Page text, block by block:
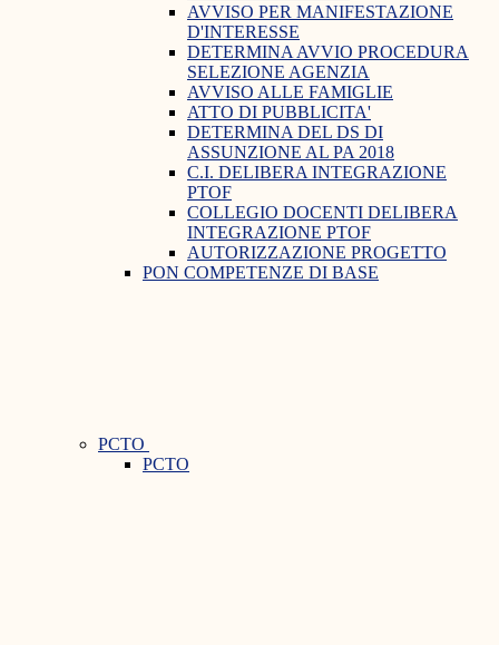
AVVISO PER MANIFESTAZIONE
D'INTERESSE
DETERMINA AVVIO PROCEDURA
SELEZIONE AGENZIA
AVVISO ALLE FAMIGLIE
ATTO DI PUBBLICITA'
DETERMINA DEL DS DI
ASSUNZIONE AL PA 2018
C.I. DELIBERA INTEGRAZIONE
PTOF
COLLEGIO DOCENTI DELIBERA
INTEGRAZIONE PTOF
AUTORIZZAZIONE PROGETTO
PON COMPETENZE DI BASE
PCTO
PCTO